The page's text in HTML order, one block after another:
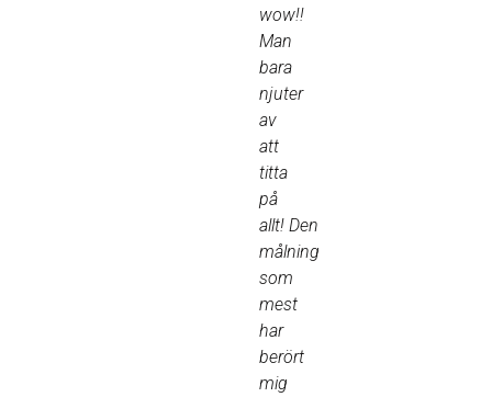
wow!!
Man
bara
njuter
av
att
titta
på
allt! Den
målning
som
mest
har
berört
mig